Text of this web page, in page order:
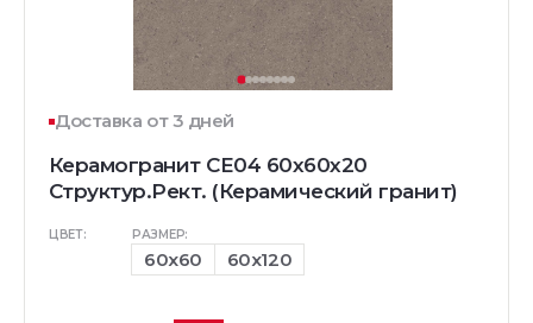
Доставка от 3 дней
Керамогранит CE04 60x60x20
Структур.Рект. (Керамический гранит)
ЦВЕТ: РАЗМЕР:
60x60 60x120